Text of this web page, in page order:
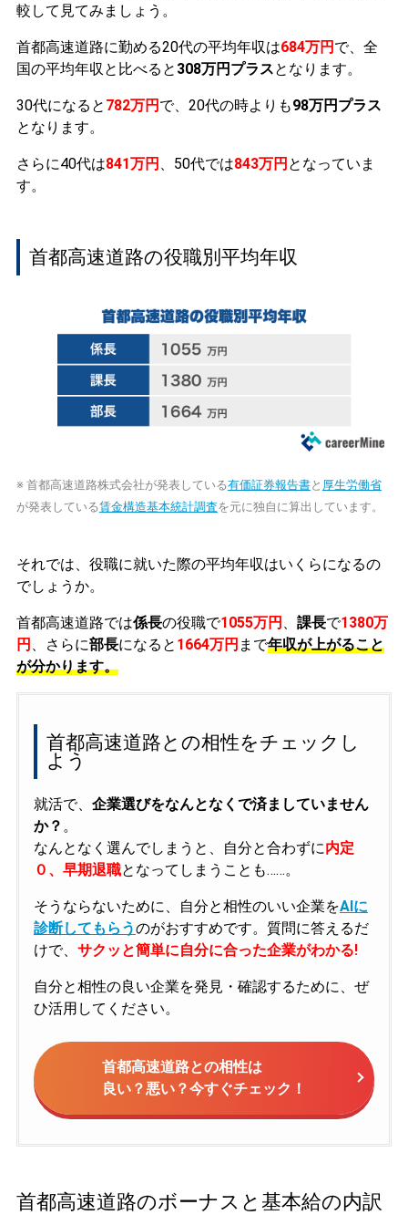
較して見てみましょう。
首都高速道路に勤める20代の平均年収は684万円 で、全
国の平均年収と比べると 308万円プラスとなります。
30代になると 782万円 で、20代の時よりも98万円プラス
となります。
さらに40代は841万円 、50代では843万円 となっていま
す。
首都高速道路の役職別平均年収
※ 首都高速道路株式会社が発表している有価証券報告書と 厚生労働省
が発表している賃金構造基本統計調査を元に独自に算出しています。
それでは、役職に就いた際の平均年収はいくらになるの
でしょうか。
首都高速道路では係長の役職で1055万円 課長で1380万
円
、さらに部長になると 1664万円 まで年収が上がること
が分かります。
首都高速道路との相性をチェックし
よう
就活で、 企業選びをなんとなくで済ましていません
か？ 。
なんとなく選んでしまうと、自分と合わずに内定
０、早期退職となってしまうことも……。
そうならないために、自分と相性のいい企業をAIに
診断してもらうのがおすすめです。質問に答えるだ
けで、 サクッと簡単に自分に合った企業がわかる!
自分と相性の良い企業を発見・確認するために、ぜ
ひ活用してください。
首都高速道路との相性は
良い？悪い？今すぐチェック！
首都高速道路のボーナスと基本給の内訳